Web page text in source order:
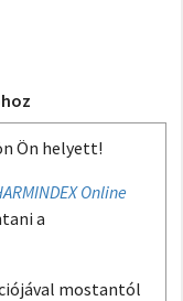
Ön helyett!
Online
a
mostantól